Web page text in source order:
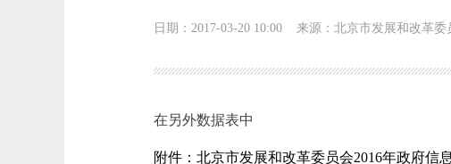
日期：2017-03-20 10:00 来源：北京市发展和改革委
在另外数据表中
附件：北京市发展和改革委员会2016年政府信